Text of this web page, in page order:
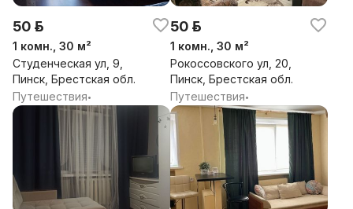
50 р.
1 комн., 30 м²
Студенческая ул, 9,
Пинск, Брестская обл.
Путешествия•
50 р.
1 комн., 30 м²
Рокоссовского ул, 20,
Пинск, Брестская обл.
Путешествия•